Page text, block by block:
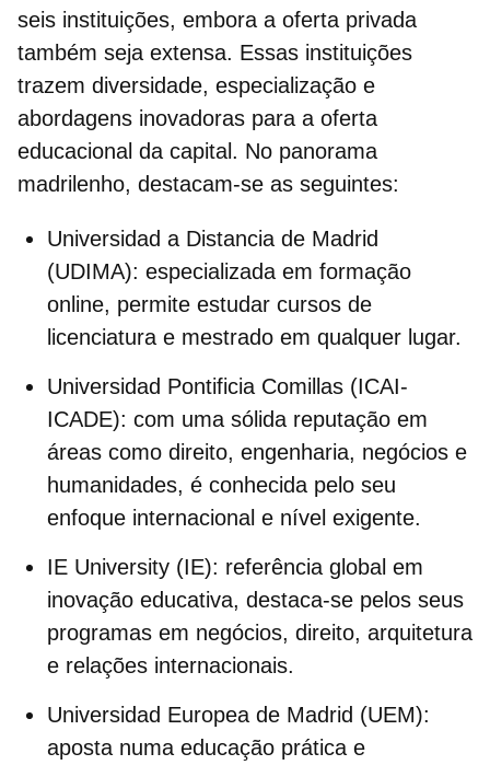
seis instituições, embora a oferta privada
também seja extensa. Essas instituições
trazem diversidade, especialização e
abordagens inovadoras para a oferta
educacional da capital. No panorama
madrilenho, destacam-se as seguintes:
Universidad a Distancia de Madrid
(UDIMA): especializada em formação
online, permite estudar cursos de
licenciatura e mestrado em qualquer lugar.
Universidad Pontificia Comillas (ICAI-
ICADE): com uma sólida reputação em
áreas como direito, engenharia, negócios e
humanidades, é conhecida pelo seu
enfoque internacional e nível exigente.
IE University (IE): referência global em
inovação educativa, destaca-se pelos seus
programas em negócios, direito, arquitetura
e relações internacionais.
Universidad Europea de Madrid (UEM):
aposta numa educação prática e